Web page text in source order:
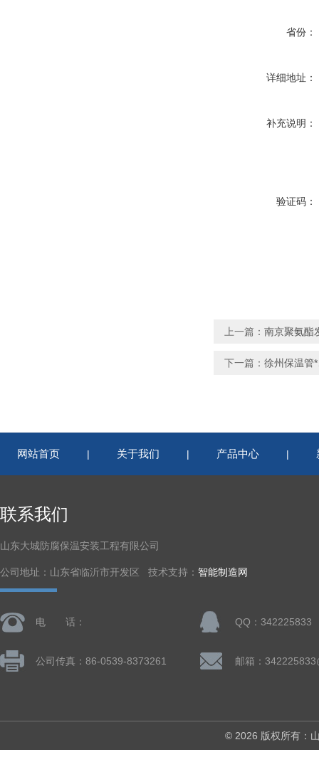
省份：
详细地址：
补充说明：
验证码：
上一篇： 南京聚氨酯
下一篇： 徐州保温管
网站首页 | 关于我们 | 产品中心 |
联系我们
山东大城防腐保温安装工程有限公司
公司地址：山东省临沂市开发区 技术支持： 智能制造网
电 话： QQ：342225833
公司传真：86-0539-8373261 邮箱：
© 2026 版权所有：